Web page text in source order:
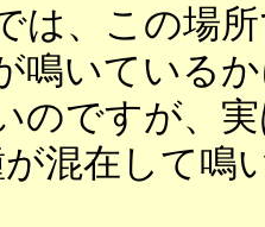
は、この場
鳴いている
のですが、
混在して鳴